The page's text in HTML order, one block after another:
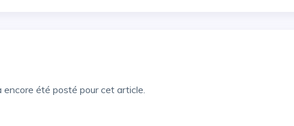
encore été posté pour cet article.